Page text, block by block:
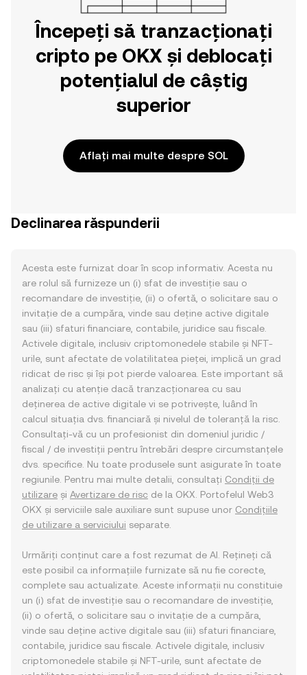
Începeți să tranzacționați
cripto pe OKX și deblocați
potențialul de câștig
superior
Aflați mai multe despre SOL
Declinarea răspunderii
Acesta este furnizat doar în scop informativ. Acesta nu
are rolul să furnizeze un (i) sfat de investiție sau o
recomandare de investiție, (ii) o ofertă, o solicitare sau o
invitație de a cumpăra, vinde sau deține active digitale
sau (iii) sfaturi financiare, contabile, juridice sau fiscale.
Activele digitale, inclusiv criptomonedele stabile și NFT-
urile, sunt afectate de volatilitatea pieței, implică un grad
ridicat de risc și își pot pierde valoarea. Este important să
analizați cu atenție dacă tranzacționarea cu sau
deținerea de active digitale vi se potrivește, luând în
calcul situația dvs. financiară și nivelul de toleranță la risc.
Consultați-vă cu un profesionist din domeniul juridic /
fiscal / de investiții pentru întrebări despre circumstanțele
dvs. specifice. Nu toate produsele sunt asigurate în toate
regiunile. Pentru mai multe detalii, consultați Condiții de
utilizare și Avertizare de risc de la OKX. Portofelul Web3
OKX și serviciile sale auxiliare sunt supuse unor Condițiile
de utilizare a serviciului separate.
Urmăriți conținut care a fost rezumat de AI. Rețineți că
este posibil ca informațiile furnizate să nu fie corecte,
complete sau actualizate. Aceste informații nu constituie
un (i) sfat de investiție sau o recomandare de investiție,
(ii) o ofertă, o solicitare sau o invitație de a cumpăra,
vinde sau deține active digitale sau (iii) sfaturi financiare,
contabile, juridice sau fiscale. Activele digitale, inclusiv
criptomonedele stabile și NFT-urile, sunt afectate de